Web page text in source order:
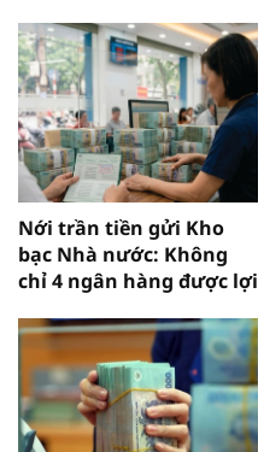
Nới trần tiền gửi Kho
bạc Nhà nước: Không
chỉ 4 ngân hàng được lợi